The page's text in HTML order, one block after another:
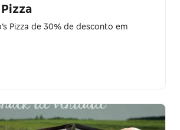
Pizza de 30% de desconto em